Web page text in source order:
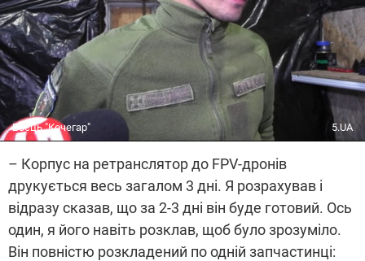
Боєць "Кочегар" 5.UA
– Корпус на ретранслятор до FPV-дронів
друкується весь загалом 3 дні. Я розрахував і
відразу сказав, що за 2-3 дні він буде готовий. Ось
один, я його навіть розклав, щоб було зрозуміло.
Він повністю розкладений по одній запчастинці: